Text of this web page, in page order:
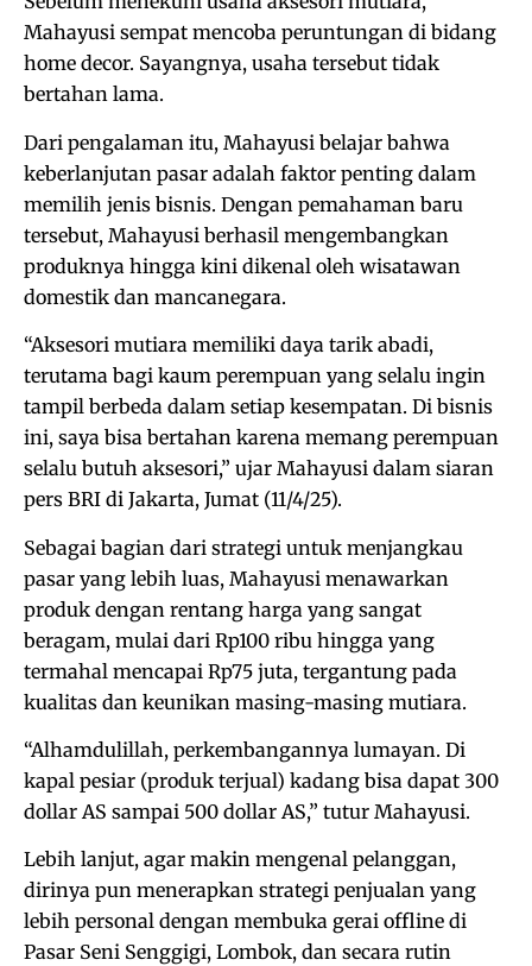
Mahayusi sempat mencoba peruntungan di bidang
home decor. Sayangnya, usaha tersebut tidak
bertahan lama.
Dari pengalaman itu, Mahayusi belajar bahwa
keberlanjutan pasar adalah faktor penting dalam
memilih jenis bisnis. Dengan pemahaman baru
tersebut, Mahayusi berhasil mengembangkan
produknya hingga kini dikenal oleh wisatawan
domestik dan mancanegara.
“Aksesori mutiara memiliki daya tarik abadi,
terutama bagi kaum perempuan yang selalu ingin
tampil berbeda dalam setiap kesempatan. Di bisnis
ini, saya bisa bertahan karena memang perempuan
selalu butuh aksesori,” ujar Mahayusi dalam siaran
pers BRI di Jakarta, Jumat (11/4/25).
Sebagai bagian dari strategi untuk menjangkau
pasar yang lebih luas, Mahayusi menawarkan
produk dengan rentang harga yang sangat
beragam, mulai dari Rp100 ribu hingga yang
termahal mencapai Rp75 juta, tergantung pada
kualitas dan keunikan masing-masing mutiara.
“Alhamdulillah, perkembangannya lumayan. Di
kapal pesiar (produk terjual) kadang bisa dapat 300
dollar AS sampai 500 dollar AS,” tutur Mahayusi.
Lebih lanjut, agar makin mengenal pelanggan,
dirinya pun menerapkan strategi penjualan yang
lebih personal dengan membuka gerai offline di
Pasar Seni Senggigi, Lombok, dan secara rutin